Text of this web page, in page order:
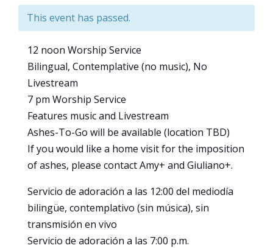
This event has passed.
12 noon Worship Service
Bilingual, Contemplative (no music), No
Livestream
7 pm Worship Service
Features music and Livestream
Ashes-To-Go will be available (location TBD)
If you would like a home visit for the imposition
of ashes, please contact Amy+ and Giuliano+.
Servicio de adoración a las 12:00 del mediodía
bilingüe, contemplativo (sin música), sin
transmisión en vivo
Servicio de adoración a las 7:00 p.m.